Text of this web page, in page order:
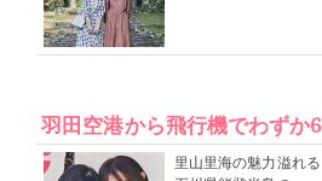
羽田空港から飛行機でわずか
里山里海の魅力溢れる